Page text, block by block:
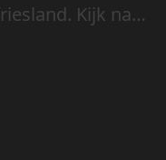
Kijk naar